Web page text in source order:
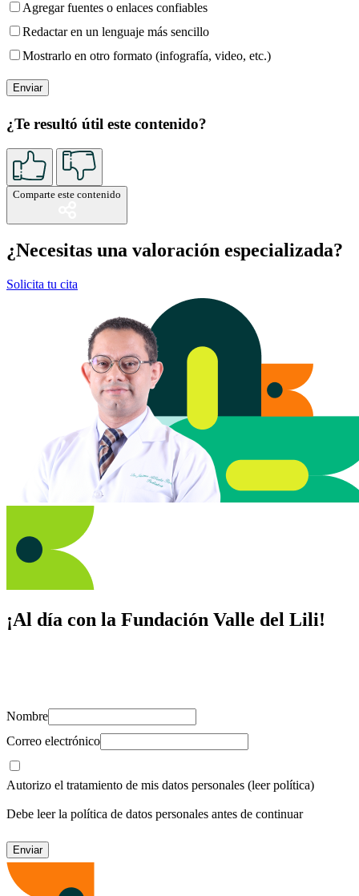
Agregar fuentes o enlaces confiables
Redactar en un lenguaje más sencillo
Mostrarlo en otro formato (infografía, video, etc.)
¿Te resultó útil este contenido?
Comparte este contenido
¿Necesitas una valoración especializada?
Solicita tu cita
¡Al día con la Fundación Valle del Lili!
Nombre
Correo electrónico
Autorizo el tratamiento de mis datos personales (leer política)
Debe leer la política de datos personales antes de continuar